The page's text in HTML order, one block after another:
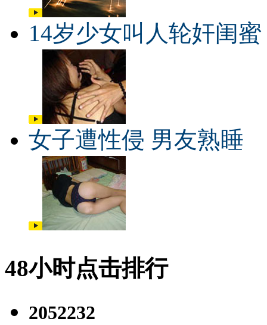
14岁少女叫人轮奸闺蜜
女子遭性侵 男友熟睡
48小时点击排行
2052232